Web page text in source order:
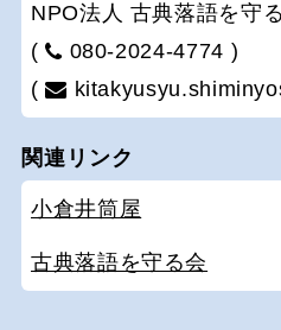
NPO法人 古典落語を守
(
080-2024-4774 )
(
関連リンク
小倉井筒屋
古典落語を守る会